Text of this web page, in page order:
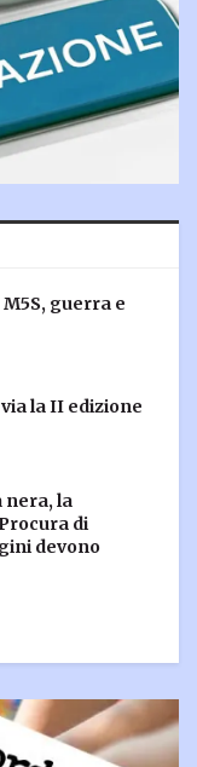
guerra e
la II edizione
nera, la
di
devono